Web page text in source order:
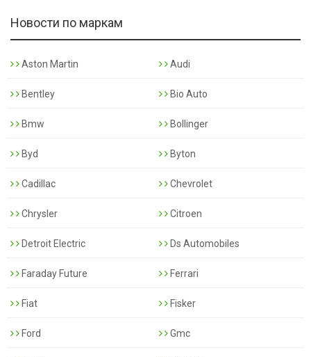
Новости по маркам
Aston Martin Audi
Bentley Bio Auto
Bmw Bollinger
Byd Byton
Cadillac Chevrolet
Chrysler Citroen
Detroit Electric Ds Automobiles
Faraday Future Ferrari
Fiat Fisker
Ford Gmc